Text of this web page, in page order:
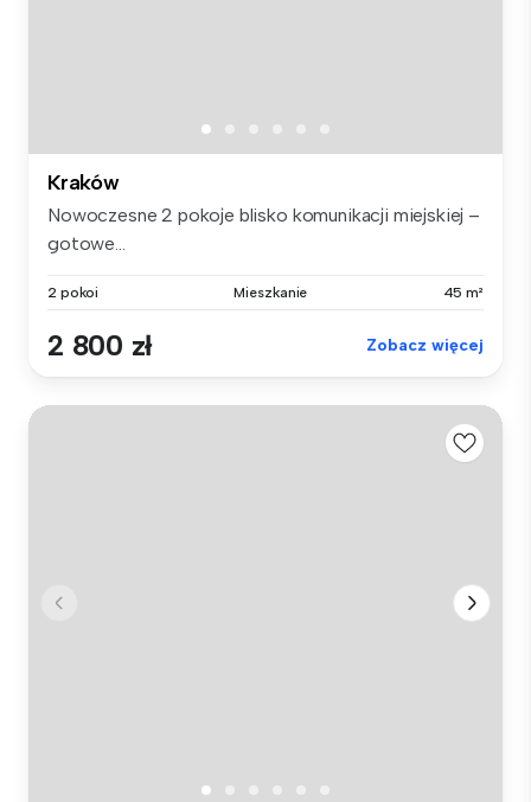
Kraków
Nowoczesne 2 pokoje blisko komunikacji miejskiej –
gotowe...
2 pokoi Mieszkanie 45 m²
2 800 zł Zobacz więcej